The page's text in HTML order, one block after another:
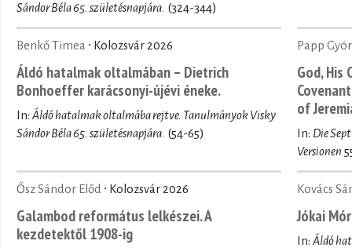
Sándor Béla 65. születésnapjára. (324-344)
Benkő Timea ∙ Kolozsvár 2026
Áldó hatalmak oltalmában – Dietrich
Bonhoeffer karácsonyi-újévi éneke.
In: Áldó hatalmak oltalmába rejtve. Tanulmányok Visky
Sándor Béla 65. születésnapjára. (54-65)
Papp
God, His
of
In: Die
Versionen
Ősz Sándor Előd ∙ Kolozsvár 2026
Galambod református lelkészei. A
kezdetektől 1908-ig
Kovács
Jókai
In: Áldó